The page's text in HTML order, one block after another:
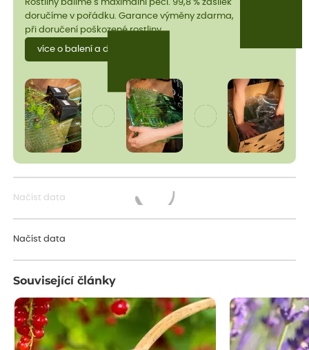
Rostliny balíme s maximální péčí. 99,8 % zásilek
doručíme v pořádku. Garance výměny zdarma,
při doručení poškozené rostliny.
více o balení a dopravě
Načíst data
Načíst data
Související články